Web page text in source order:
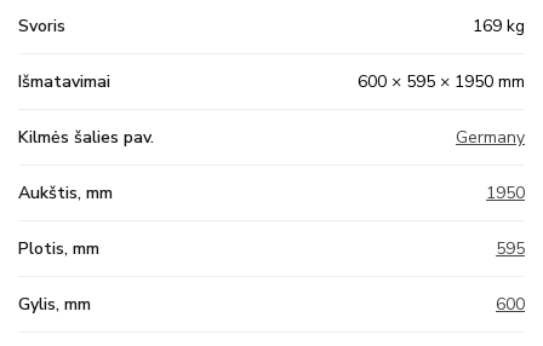
Svoris 169 kg
Išmatavimai 600 × 595 × 1950 mm
Kilmės šalies pav. Germany
Aukštis, mm 1950
Plotis, mm 595
Gylis, mm 600